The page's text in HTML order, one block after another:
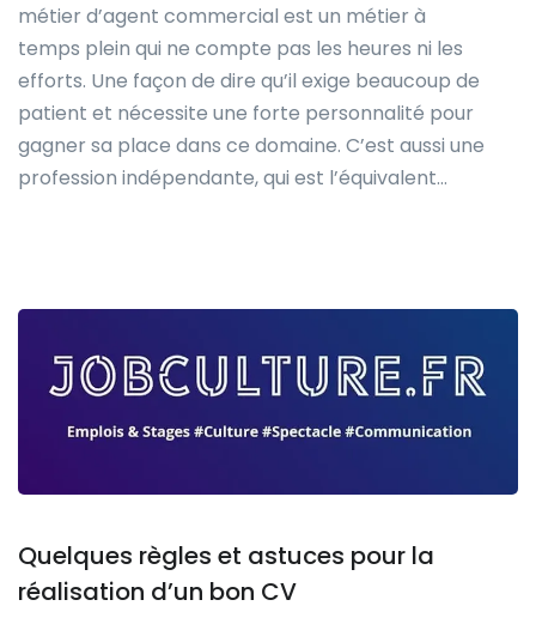
métier d’agent commercial est un métier à
temps plein qui ne compte pas les heures ni les
efforts. Une façon de dire qu’il exige beaucoup de
patient et nécessite une forte personnalité pour
gagner sa place dans ce domaine. C’est aussi une
profession indépendante, qui est l’équivalent…
Quelques règles et astuces pour la
réalisation d’un bon CV